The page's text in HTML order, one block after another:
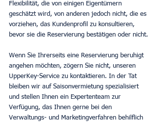
Flexibilität, die von einigen Eigentümern
geschätzt wird, von anderen jedoch nicht, die es
vorziehen, das Kundenprofil zu konsultieren,
bevor sie die Reservierung bestätigen oder nicht.
Wenn Sie Ihrerseits eine Reservierung beruhigt
angehen möchten, zögern Sie nicht, unseren
UpperKey-Service zu kontaktieren. In der Tat
bleiben wir auf Saisonvermietung spezialisiert
und stellen Ihnen ein Expertenteam zur
Verfügung, das Ihnen gerne bei den
Verwaltungs- und Marketingverfahren behilflich